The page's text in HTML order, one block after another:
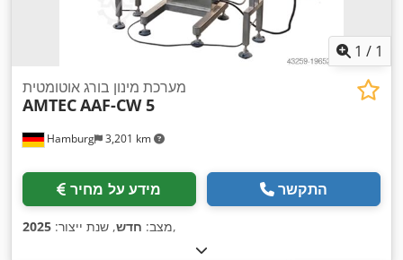
1 / 1
Hamburg 3,201 km
מערכת מינון בורג אוטומטית
AMTECAAF-CW 5
מידע על מחיר התקשר
מצב: חדש, שנת ייצור: 2025 ,